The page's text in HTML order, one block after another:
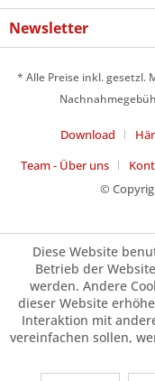
Newsletter
* Alle Preise inkl. gesetzl.
Download
Team - Über uns
©
Diese Website
Betrieb der
werden. Andere
dieser Website
Interaktion mit
vereinfachen sollen,